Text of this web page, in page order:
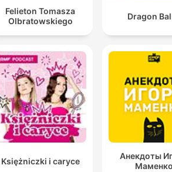
Felieton Tomasza
Olbratowskiego
Dragon
Księżniczki i caryce
Анекдоты